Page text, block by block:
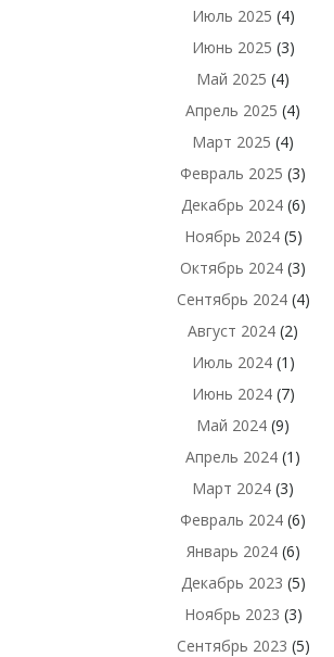
Июль 2025 (4)
Июнь 2025 (3)
Май 2025 (4)
Апрель 2025 (4)
Март 2025 (4)
Февраль 2025 (3)
Декабрь 2024(6)
Ноябрь 2024(5)
Октябрь 2024 (3)
Сентябрь 2024(4)
Август 2024 (2)
Июль 2024(1)
Июнь 2024(7)
Май 2024 (9)
Апрель 2024 (1)
Март 2024 (3)
Февраль 2024 (6)
Январь 2024(6)
Декабрь 2023 (5)
Ноябрь 2023 (3)
Сентябрь 2023 (5)